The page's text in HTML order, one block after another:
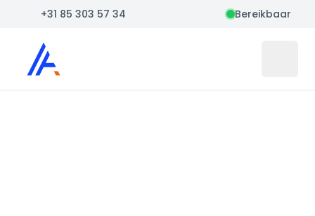
+31 85 303 57 34 Bereikbaar
Auto Atlas